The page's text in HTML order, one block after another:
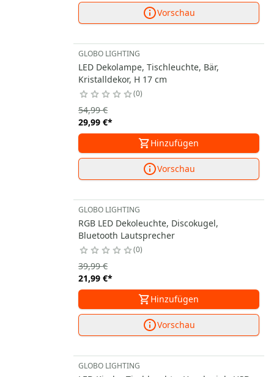
Vorschau
GLOBO LIGHTING
LED Dekolampe, Tischleuchte, Bär,
Kristalldekor, H 17 cm
0
29,99 €*
54,99 €
Hinzufügen
Vorschau
GLOBO LIGHTING
RGB LED Dekoleuchte, Discokugel,
Bluetooth Lautsprecher
0
21,99 €*
39,99 €
Hinzufügen
Vorschau
GLOBO LIGHTING